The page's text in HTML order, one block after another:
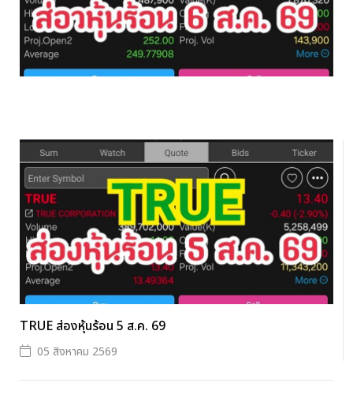
TRUE ส่องหุ้นร้อน 5 ส.ค. 69
05 สิงหาคม 2569